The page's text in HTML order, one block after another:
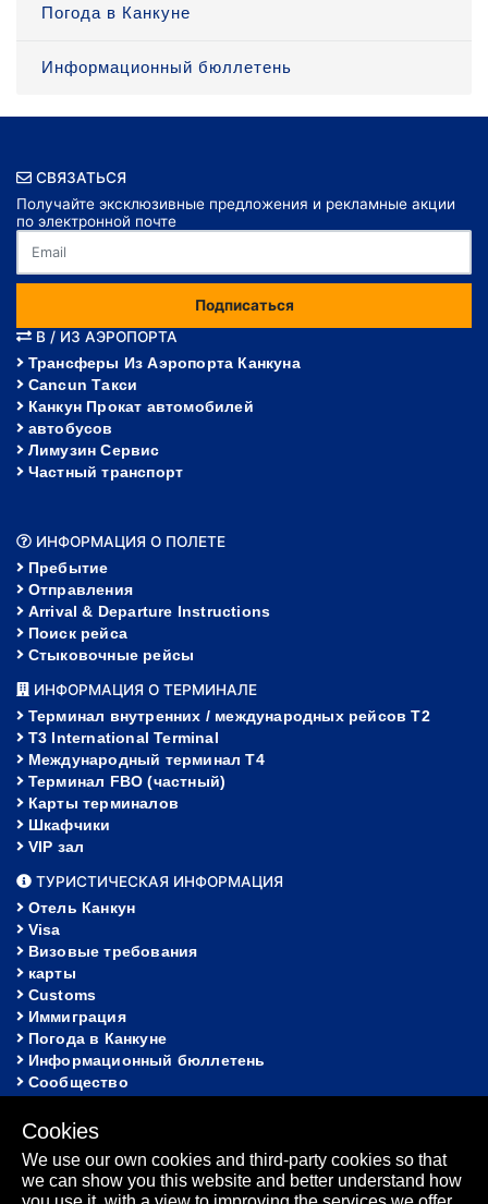
Погода в Канкуне
Информационный бюллетень
СВЯЗАТЬСЯ
Получайте эксклюзивные предложения и рекламные акции
по электронной почте
Подписаться
В / ИЗ АЭРОПОРТА
Трансферы Из Аэропорта Канкуна
Cancun Такси
Канкун Прокат автомобилей
автобусов
Лимузин Сервис
Частный транспорт
ИНФОРМАЦИЯ О ПОЛЕТЕ
Пребытие
Отправления
Arrival & Departure Instructions
Поиск рейса
Стыковочные рейсы
ИНФОРМАЦИЯ О ТЕРМИНАЛЕ
Терминал внутренних / международных рейсов T2
T3 International Terminal
Международный терминал Т4
Терминал FBO (частный)
Карты терминалов
Шкафчики
VIP зал
ТУРИСТИЧЕСКАЯ ИНФОРМАЦИЯ
Отель Канкун
Visa
Визовые требования
карты
Customs
Иммиграция
Погода в Канкуне
Информационный бюллетень
Сообщество
FAQ
Потерянное и найденное
карта сайта
Cookies
We use our own cookies and third-party cookies so that
we can show you this website and better understand how